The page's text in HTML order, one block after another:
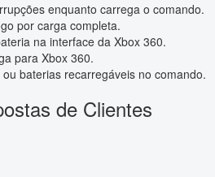
enquanto carrega o comando.
por carga completa.
na interface da Xbox 360.
para Xbox 360.
baterias recarregáveis no comando.
de Clientes